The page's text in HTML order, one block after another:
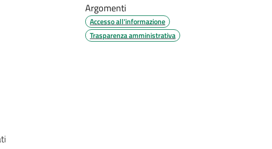
Argomenti
Accesso all'informazione
Trasparenza amministrativa